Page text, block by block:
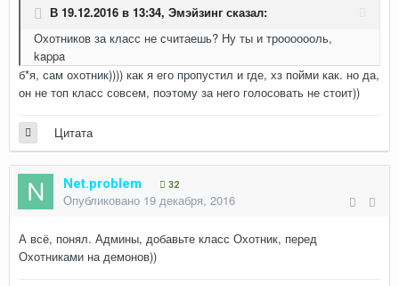
В 19.12.2016 в 13:34, Эмэйзинг сказал:
Охотников за класс не считаешь? Ну ты и трооооооль,
kappa
б*я, сам охотник)))) как я его пропустил и где, хз пойми как. но да,
он не топ класс совсем, поэтому за него голосовать не стоит))
Цитата
Net.problem 32
Опубликовано 19 декабря, 2016
А всё, понял. Админы, добавьте класс Охотник, перед
Охотниками на демонов))